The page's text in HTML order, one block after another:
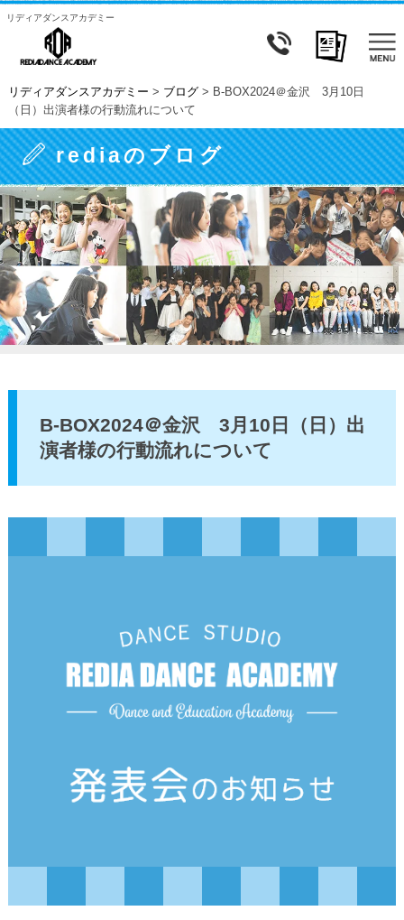
リディアダンスアカデミー
リディアダンスアカデミー > ブログ> B-BOX2024＠金沢 3月10日
（日）出演者様の行動流れについて
rediaのブログ
B-BOX2024＠金沢 3月10日（日）出
演者様の行動流れについて